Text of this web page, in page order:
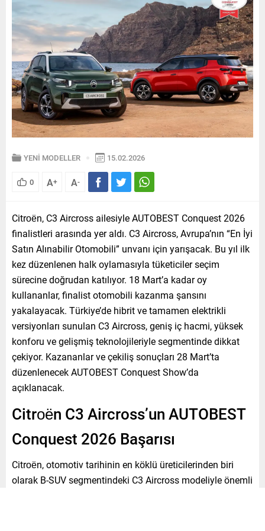
YENİ MODELLER 15.02.2026
0 A+ A-
Citroën, C3 Aircross ailesiyle AUTOBEST Conquest 2026
finalistleri arasında yer aldı. C3 Aircross, Avrupa’nın “En İyi
Satın Alınabilir Otomobili” unvanı için yarışacak. Bu yıl ilk
kez düzenlenen halk oylamasıyla tüketiciler seçim
sürecine doğrudan katılıyor. 18 Mart’a kadar oy
kullananlar, finalist otomobili kazanma şansını
yakalayacak. Türkiye’de hibrit ve tamamen elektrikli
versiyonları sunulan C3 Aircross, geniş iç hacmi, yüksek
konforu ve gelişmiş teknolojileriyle segmentinde dikkat
çekiyor. Kazananlar ve çekiliş sonuçları 28 Mart’ta
düzenlenecek AUTOBEST Conquest Show’da
açıklanacak.
Citroën C3 Aircross’un AUTOBEST
Conquest 2026 Başarısı
Citroën, otomotiv tarihinin en köklü üreticilerinden biri
olarak B-SUV segmentindeki C3 Aircross modeliyle önemli